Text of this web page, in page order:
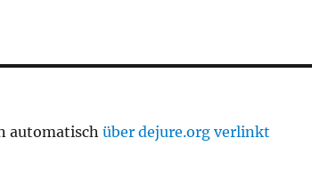
automatischüber dejure.org verlinkt